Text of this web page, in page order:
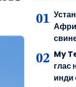
My
глас
инди